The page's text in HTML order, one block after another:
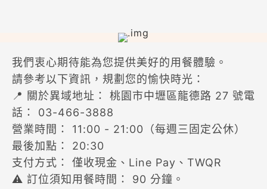
我們衷心期待能為您提供美好的用餐體驗。
請參考以下資訊，規劃您的愉快時光：
📍 關於異域地址： 桃園市中壢區龍德路 27 號電
話： 03-466-3888
營業時間： 11:00 - 21:00（每週三固定公休）
最後加點： 20:30
支付方式： 僅收現金、Line Pay、TWQR
⚠️ 訂位須知用餐時間： 90 分鐘。